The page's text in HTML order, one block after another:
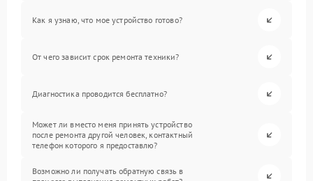
Как я узнаю, что мое устройство готово?
От чего зависит срок ремонта техники?
Диагностика проводится бесплатно?
Может ли вместо меня принять устройство
после ремонта другой человек, контактный
телефон которого я предоставлю?
Возможно ли получать обратную связь в